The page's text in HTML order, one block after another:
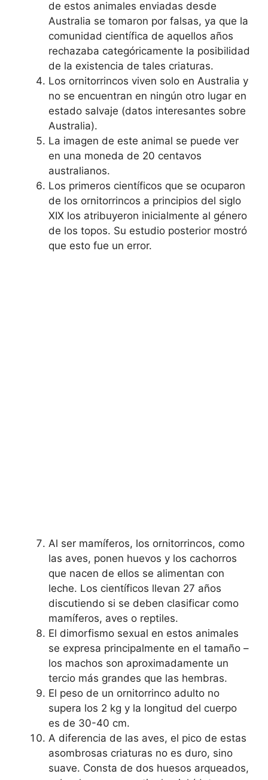
de estos animales enviadas desde
Australia se tomaron por falsas, ya que la
comunidad científica de aquellos años
rechazaba categóricamente la posibilidad
de la existencia de tales criaturas.
Los ornitorrincos viven solo en Australia y
no se encuentran en ningún otro lugar en
estado salvaje (datos interesantes sobre
Australia).
La imagen de este animal se puede ver
en una moneda de 20 centavos
australianos.
Los primeros científicos que se ocuparon
de los ornitorrincos a principios del siglo
XIX los atribuyeron inicialmente al género
de los topos. Su estudio posterior mostró
que esto fue un error.
Al ser mamíferos, los ornitorrincos, como
las aves, ponen huevos y los cachorros
que nacen de ellos se alimentan con
leche. Los científicos llevan 27 años
discutiendo si se deben clasificar como
mamíferos, aves o reptiles.
El dimorfismo sexual en estos animales
se expresa principalmente en el tamaño –
los machos son aproximadamente un
tercio más grandes que las hembras.
El peso de un ornitorrinco adulto no
supera los 2 kg y la longitud del cuerpo
es de 30-40 cm.
A diferencia de las aves, el pico de estas
asombrosas criaturas no es duro, sino
suave. Consta de dos huesos arqueados,